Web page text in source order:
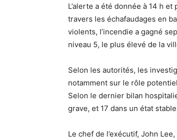
L’alerte a été donnée à 14 h
travers les échafaudages en
violents, l’incendie a gagné
niveau 5, le plus élevé de la
Selon les autorités, les
notamment sur le rôle
Selon le dernier bilan
grave, et 17 dans un état
Le chef de l’exécutif, John